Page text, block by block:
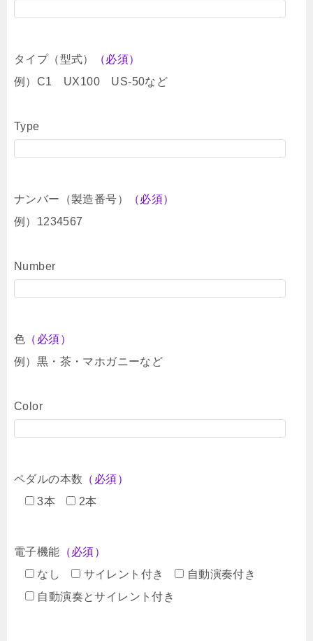
タイプ（型式）
（必須）
例）C1 UX100 US-50など
Type
ナンバー（製造番号）
（必須）
例）1234567
Number
色 （必須）
例）黒・茶・マホガニーなど
Color
ペダルの本数 （必須）
3本
2本
電子機能 （必須）
なし
サイレント付き
自動演奏付き
自動演奏とサイレント付き